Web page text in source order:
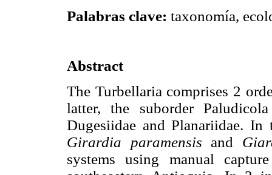
Palabras clave: taxonomía,
Abstract
The Turbellaria comprises 2
latter, the suborder
Dugesiidae and Planariidae.
Girardia paramensis and
systems using manual